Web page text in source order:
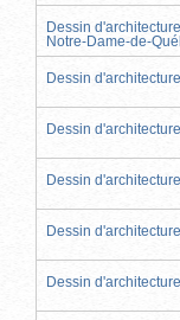
Dessin
Notre-Dame-de-
Dessin
Dessin
Dessin
Dessin
Dessin